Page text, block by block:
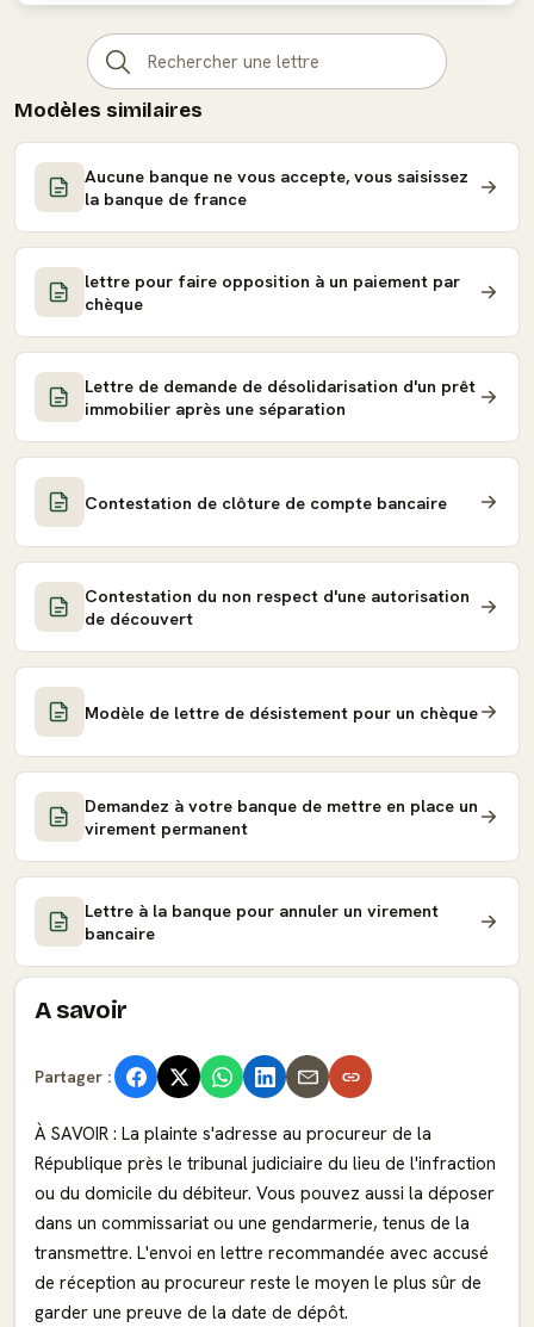
Modèles similaires
Aucune banque ne vous accepte, vous saisissez
la banque de france
lettre pour faire opposition à un paiement par
chèque
Lettre de demande de désolidarisation d'un prêt
immobilier après une séparation
Contestation de clôture de compte bancaire
Contestation du non respect d'une autorisation
de découvert
Modèle de lettre de désistement pour un chèque
Demandez à votre banque de mettre en place un
virement permanent
Lettre à la banque pour annuler un virement
bancaire
A savoir
Partager :
À SAVOIR : La plainte s'adresse au procureur de la
République près le tribunal judiciaire du lieu de l'infraction
ou du domicile du débiteur. Vous pouvez aussi la déposer
dans un commissariat ou une gendarmerie, tenus de la
transmettre. L'envoi en lettre recommandée avec accusé
de réception au procureur reste le moyen le plus sûr de
garder une preuve de la date de dépôt.